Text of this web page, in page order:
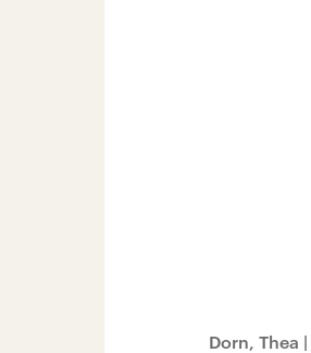
Dorn, Thea |